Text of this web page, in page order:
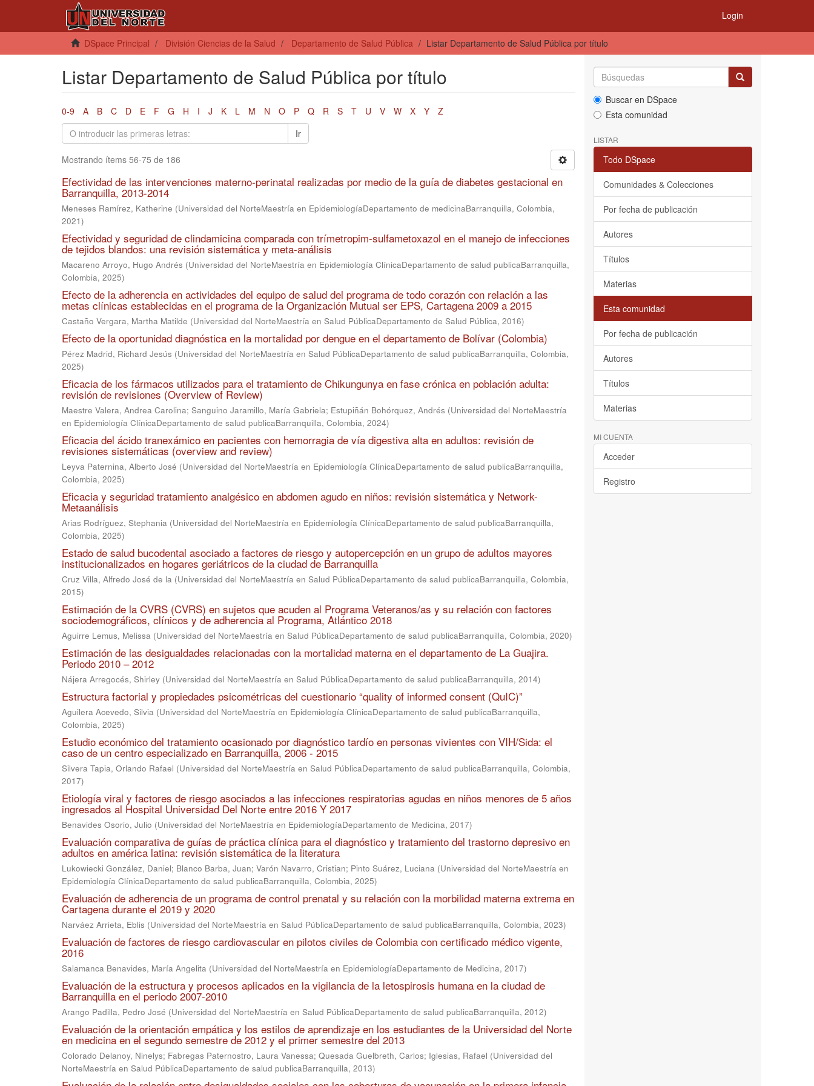
Login
DSpace Principal División Ciencias de la Salud Departamento de Salud Pública Listar Departamento de Salud Pública por título
Listar Departamento de Salud Pública por título
0-9 A B C D E F G H I J K L M N O P Q R S T U V W X Y
Z
Ir
Mostrando ítems 56-75 de 186
Efectividad de las intervenciones materno-perinatal realizadas por medio de la guía de diabetes gestacional en
Barranquilla, 2013-2014
Meneses Ramírez, Katherine (Universidad del NorteMaestría en EpidemiologíaDepartamento de medicinaBarranquilla, Colombia,
2021)
Efectividad y seguridad de clindamicina comparada con trímetropim-sulfametoxazol en el manejo de infecciones
de tejidos blandos: una revisión sistemática y meta-análisis
Macareno Arroyo, Hugo Andrés (Universidad del NorteMaestría en Epidemiología ClínicaDepartamento de salud publicaBarranquilla,
Colombia, 2025)
Efecto de la adherencia en actividades del equipo de salud del programa de todo corazón con relación a las
metas clínicas establecidas en el programa de la Organización Mutual ser EPS, Cartagena 2009 a 2015
Castaño Vergara, Martha Matilde (Universidad del NorteMaestría en Salud PúblicaDepartamento de Salud Pública, 2016)
Efecto de la oportunidad diagnóstica en la mortalidad por dengue en el departamento de Bolívar (Colombia)
Pérez Madrid, Richard Jesús (Universidad del NorteMaestría en Salud PúblicaDepartamento de salud publicaBarranquilla, Colombia,
2025)
Eficacia de los fármacos utilizados para el tratamiento de Chikungunya en fase crónica en población adulta:
revisión de revisiones (Overview of Review)
Maestre Valera, Andrea Carolina; Sanguino Jaramillo, María Gabriela; Estupiñán Bohórquez, Andrés (Universidad del NorteMaestría
en Epidemiología ClínicaDepartamento de salud publicaBarranquilla, Colombia, 2024)
Eficacia del ácido tranexámico en pacientes con hemorragia de vía digestiva alta en adultos: revisión de
revisiones sistemáticas (overview and review)
Leyva Paternina, Alberto José (Universidad del NorteMaestría en Epidemiología ClínicaDepartamento de salud publicaBarranquilla,
Colombia, 2025)
Eficacia y seguridad tratamiento analgésico en abdomen agudo en niños: revisión sistemática y Network-
Metaanálisis
Arias Rodríguez, Stephania (Universidad del NorteMaestría en Epidemiología ClínicaDepartamento de salud publicaBarranquilla,
Colombia, 2025)
Estado de salud bucodental asociado a factores de riesgo y autopercepción en un grupo de adultos mayores
institucionalizados en hogares geriátricos de la ciudad de Barranquilla
Cruz Villa, Alfredo José de la (Universidad del NorteMaestría en Salud PúblicaDepartamento de salud publicaBarranquilla, Colombia,
2015)
Estimación de la CVRS (CVRS) en sujetos que acuden al Programa Veteranos/as y su relación con factores
sociodemográficos, clínicos y de adherencia al Programa, Atlántico 2018
Aguirre Lemus, Melissa (Universidad del NorteMaestría en Salud PúblicaDepartamento de salud publicaBarranquilla, Colombia, 2020)
Estimación de las desigualdades relacionadas con la mortalidad materna en el departamento de La Guajira.
Periodo 2010 – 2012
Nájera Arregocés, Shirley (Universidad del NorteMaestría en Salud PúblicaDepartamento de salud publicaBarranquilla, 2014)
Estructura factorial y propiedades psicométricas del cuestionario “quality of informed consent (QuIC)”
Aguilera Acevedo, Silvia (Universidad del NorteMaestría en Epidemiología ClínicaDepartamento de salud publicaBarranquilla,
Colombia, 2025)
Estudio económico del tratamiento ocasionado por diagnóstico tardío en personas vivientes con VIH/Sida: el
caso de un centro especializado en Barranquilla, 2006 - 2015
Silvera Tapia, Orlando Rafael (Universidad del NorteMaestría en Salud PúblicaDepartamento de salud publicaBarranquilla, Colombia,
2017)
Etiología viral y factores de riesgo asociados a las infecciones respiratorias agudas en niños menores de 5 años
ingresados al Hospital Universidad Del Norte entre 2016 Y 2017
Benavides Osorio, Julio (Universidad del NorteMaestría en EpidemiologíaDepartamento de Medicina, 2017)
Evaluación comparativa de guías de práctica clínica para el diagnóstico y tratamiento del trastorno depresivo en
adultos en américa latina: revisión sistemática de la literatura
Lukowiecki González, Daniel; Blanco Barba, Juan; Varón Navarro, Cristian; Pinto Suárez, Luciana (Universidad del NorteMaestría en
Epidemiología ClínicaDepartamento de salud publicaBarranquilla, Colombia, 2025)
Evaluación de adherencia de un programa de control prenatal y su relación con la morbilidad materna extrema en
Cartagena durante el 2019 y 2020
Narváez Arrieta, Eblis (Universidad del NorteMaestría en Salud PúblicaDepartamento de salud publicaBarranquilla, Colombia, 2023)
Evaluación de factores de riesgo cardiovascular en pilotos civiles de Colombia con certificado médico vigente,
2016
Salamanca Benavides, María Angelita (Universidad del NorteMaestría en EpidemiologíaDepartamento de Medicina, 2017)
Evaluación de la estructura y procesos aplicados en la vigilancia de la letospirosis humana en la ciudad de
Barranquilla en el periodo 2007-2010
Arango Padilla, Pedro José (Universidad del NorteMaestría en Salud PúblicaDepartamento de salud publicaBarranquilla, 2012)
Evaluación de la orientación empática y los estilos de aprendizaje en los estudiantes de la Universidad del Norte
en medicina en el segundo semestre de 2012 y el primer semestre del 2013
Colorado Delanoy, Ninelys; Fabregas Paternostro, Laura Vanessa; Quesada Guelbreth, Carlos; Iglesias, Rafael (Universidad del
NorteMaestría en Salud PúblicaDepartamento de salud publicaBarranquilla, 2013)
Buscar en DSpace
Esta comunidad
LISTAR
Todo DSpace
Comunidades & Colecciones
Por fecha de publicación
Autores
Títulos
Materias
Esta comunidad
Por fecha de publicación
Autores
Títulos
Materias
MI CUENTA
Acceder
Registro